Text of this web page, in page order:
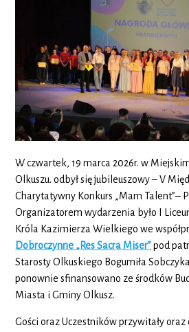
W czwartek, 19 marca 2026r. w
Olkuszu. odbył się jubileuszowy – V
Charytatywny Konkurs „Mam Talent”–
Organizatorem wydarzenia było I
Króla Kazimierza Wielkiego we
Dobroczynne „Res Sacra Miser”pod
Starosty Olkuskiego Bogumiła
ponownie sfinansowano ze środków
Miasta i Gminy Olkusz.
Gości oraz Uczestników przywitały